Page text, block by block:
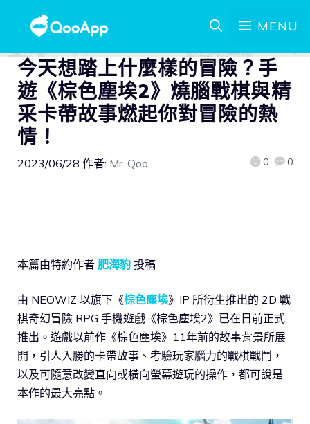
MENU
今天想踏上什麼樣的冒險？手
遊《棕色塵埃2》燒腦戰棋與精
采卡帶故事燃起你對冒險的熱
情！
2023/06/28 作者: Mr. Qoo 0 0
本篇由特約作者 肥海豹 投稿
由 NEOWIZ 以旗下《棕色塵埃》IP 所衍生推出的 2D 戰
棋奇幻冒險 RPG 手機遊戲《棕色塵埃2》已在日前正式
推出。遊戲以前作《棕色塵埃》11年前的故事背景所展
開，引人入勝的卡帶故事、考驗玩家腦力的戰棋戰鬥，
以及可隨意改變直向或橫向螢幕遊玩的操作，都可說是
本作的最大亮點。